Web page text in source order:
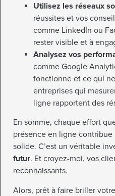
Utilisez les réseaux
réussites et vos
comme LinkedIn ou
rester visible et à
Analysez vos
comme Google
fonctionne et ce qui
entreprises qui
ligne rapportent des
En somme, chaque effort
présence en ligne
solide. C’est un véritable
futur. Et croyez-moi, vos
reconnaissants.
Alors, prêt à faire briller